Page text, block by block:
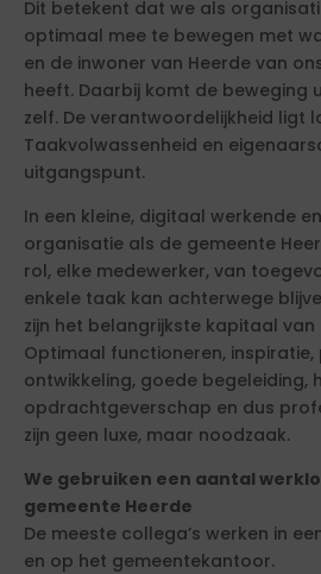
Dit betekent dat we als
optimaal mee te bewegen met
en de inwoner van Heerde van
heeft. Daarbij komt de beweging
zelf. De verantwoordelijkheid ligt
Taakvolwassenheid en
uitgangspunt.
In een kleine, digitaal werkende
organisatie als de gemeente
rol, elke medewerker, van
enkele taak kan achterwege
zijn het belangrijkste kapitaal van
Optimaal functioneren, inspiratie,
ontwikkeling, goede begeleiding,
opdrachtgeverschap en dus
zijn geen luxe, maar noodzaak.
We gebruiken een aantal
gemeente Heerde
De meeste collega’s werken in
en op het gemeentekantoor.